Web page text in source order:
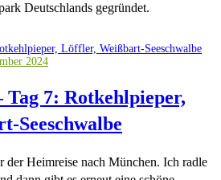
Deutschlands gegründet.
2024
Tag 7: Rotkehlpieper,
Seeschwalbe
der Heimreise nach München. Ich radle